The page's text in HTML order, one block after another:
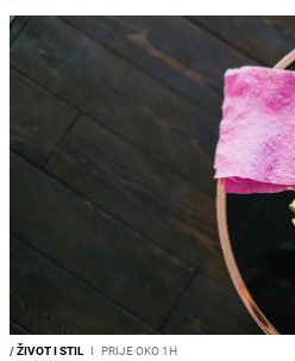
/ŽIVOT I STIL I PRIJE OKO 1H